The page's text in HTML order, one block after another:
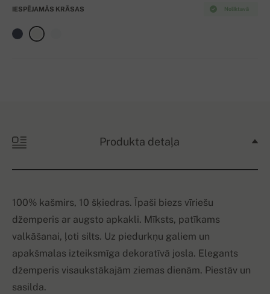
Noliktavā
IESPĒJAMĀS KRĀSAS
Produkta detaļa
100% kašmirs, 10 šķiedras. Īpaši biezs vīriešu
džemperis ar augsto apkakli. Mīksts, patīkams
valkāšanai, ļoti silts. Uz piedurkņu galiem un
apakšmalas izteiksmīga dekoratīvā josla. Elegants
džemperis visaukstākajām ziemas dienām. Piestāv un
sasilda.